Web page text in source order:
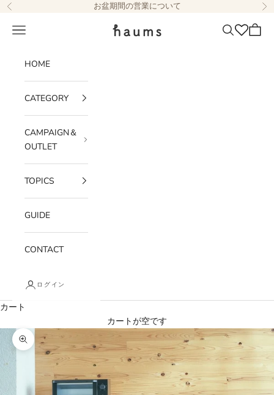
コンテンツへスキップ
前へ お盆期間の営業について 次
haums
メニュー 検索 カート
HOME
CATEGORY
CAMPAIGN＆
OUTLET
TOPICS
GUIDE
CONTACT
ログイン
カート
カートが空です
ズームイン